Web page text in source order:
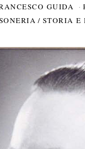
GUIDA
/ STORIA E